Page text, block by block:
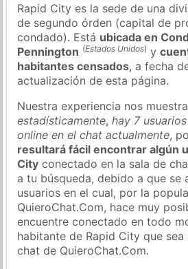
Rapid City es la sede de una
de segundo órden (capital de
condado). Está ubicada en
Pennington (Estados Unidos) y
habitantes censados, a fecha
actualización de esta página.
Nuestra experiencia nos
estadísticamente,hay 7
online en el chat actualmente,
resultará fácil encontrar algún
City conectado en la sala de
a tu búsqueda, debido a que se
usuarios en el cual, por la
QuieroChat.Com, hace muy
encuentre conectado en todo
habitante de Rapid City que
chat de QuieroChat.Com.